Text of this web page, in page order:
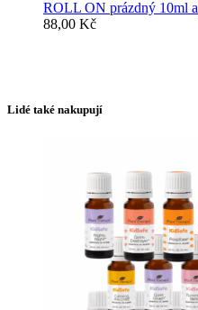
ROLL ON prázdný 10ml
88,00 Kč
Lidé také nakupují